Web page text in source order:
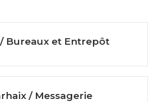
Bureaux et Entrepôt
/ Messagerie